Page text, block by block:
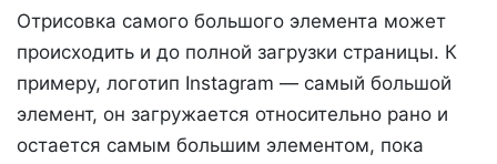
Отрисовка самого большого элемента может
происходить и до полной загрузки страницы. К
примеру, логотип Instagram — самый большой
элемент, он загружается относительно рано и
остается самым большим элементом, пока